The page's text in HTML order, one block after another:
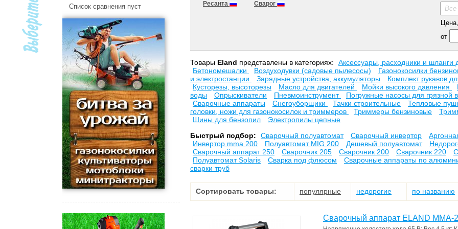
Список сравнения пуст Ресанта Сварог
Все
от
Товары Eland представлены в категориях:
Аксесcуары, расходники и шланги
Бетономешалки
Воздуходувки (садовые пылесосы)
Газонокосилки
и электростанции
Зарядные устройства, аккумуляторы
Комплект рукавов
Кусторезы, высоторезы
Масло для двигателей Мойки высокого давления
воды
Опрыскиватели Пневмоинструмент
Погружные насосы для грязной
Сварочные аппараты
Снегоуборщики Тачки строительные
Тепловые
головки, ножи для газонокосилок и триммеров
Триммеры бензиновые
Шины для бензопил
Электропилы цепные
Быстрый подбор:
Cварочный полуавтомат Сварочный инвертор
Инвертор mma 200
Полуавтомат MIG 200 Дешевый полуавтомат
Сварочный аппарат 250
Сварочник 205 Сварочник 200 Сварочник 220
Полуавтомат Solaris
Сварка под флюсом
Сварочные аппараты по
сварки труб
Сортировать товары: популярные недорогие по названию
Cварочный аппарат ELAND MMA-